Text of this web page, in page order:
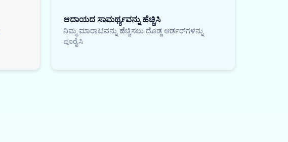
ಆದಾಯದ ಸಾಮರ್ಥ್ಯವನ್ನು ಹೆಚ್ಚಿಸಿ
ನಿಮ್ಮ ಮಾರಾಟವನ್ನು ಹೆಚ್ಚಿಸಲು ದೊಡ್ಡ ಆರ್ಡರ್‌ಗಳನ್ನು
ಪೂರೈಸಿ